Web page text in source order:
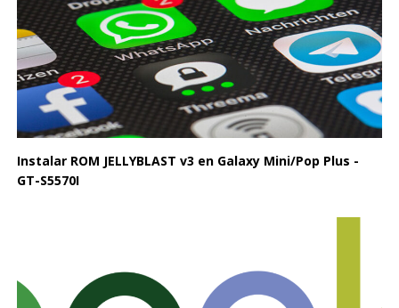
Instalar ROM JELLYBLAST v3 en Galaxy Mini/Pop Plus -
GT-S5570I